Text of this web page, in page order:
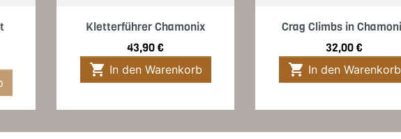
Vorschau
Kletterführer Chamonix
Preis
43,90 €
 In den Warenkorb
 Vorschau
Crag Climbs in
Preis
32,00 €
 In den Warenkorb